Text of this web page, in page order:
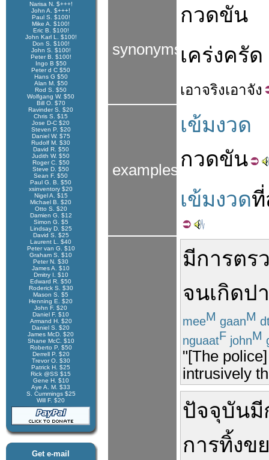
Narisa N. $+++!
John A. $+++!
Paul S. $100!
Mike A. $100!
Eric B. $100!
John Karl L. $100!
Don S. $100!
John S. $100!
Peter B. $100!
Ingo B $50
Peter d C $50
Hans G $50
Alan M. $50
Rod S. $50
Wolfgang W. $50
Bill O. $70
Ravinder S. $20
Chris S. $15
Jose D-C $20
Steven P. $20
Daniel W. $75
Rudolf M. $30
David R. $50
Judith W. $50
Roger C. $50
Steve D. $50
Sean F. $50
Paul G. B. $50
xsinventory $20
Nigel A. $15
Michael B. $20
Otto S. $20
Damien G. $12
Simon G. $5
Lindsay D. $25
David S. $25
Laurent L. $40
Peter van G. $10
Graham S. $10
Peter N. $30
James A. $10
Dmitry I. $10
Edward R. $50
Roderick S. $30
Mason S. $5
Henning E. $20
John F. $20
Daniel F. $10
Armand H. $20
Daniel S. $20
James McD. $20
Shane McC. $10
Roberto P. $50
Derrell P. $20
Trevor O. $30
Patrick H. $25
Rick @SS $15
Gene H. $10
Aye A. M. $33
S. Cummings $25
Will F. $20
Get e-mail
synonyms
กวดขัน
เคร่งครัด
เอาจริงเอาจัง
examples
เข้มงวด
กวดขัน
เข้มงวด
มีการตร
จนเกิดป
meeM gaanM
nguaatF johnM
"[The
intrusively
ปัจจุบันมี
การทิ้งข